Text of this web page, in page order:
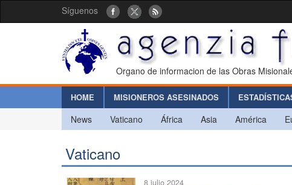
Síguenos
Organo de informacion de las Obras
HOME MISIONEROS ASESINADOS
News Vaticano África Asia América
Vaticano
8 julio 2024